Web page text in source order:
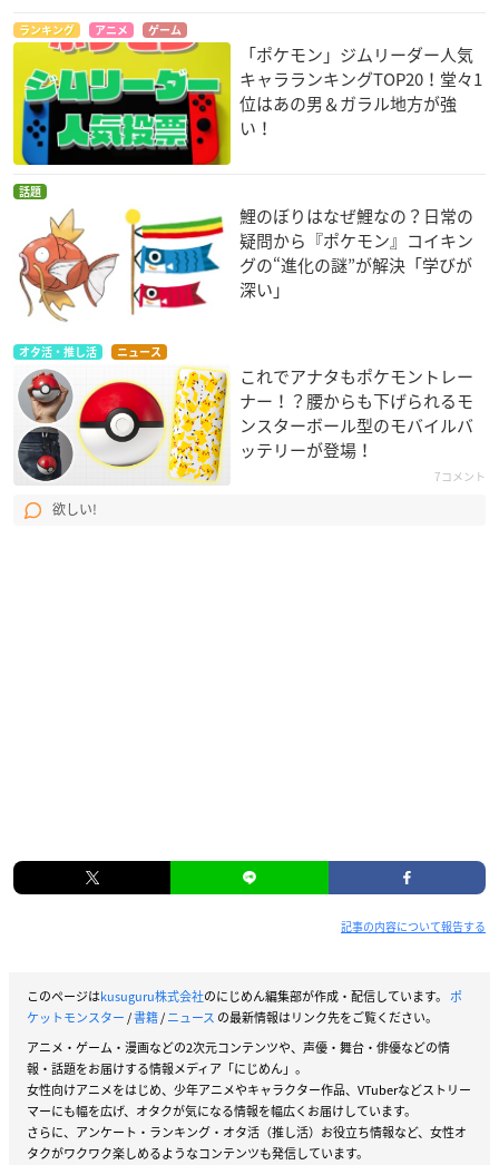
ランキング アニメ ゲーム
「ポケモン」ジムリーダー人気
キャラランキングTOP20！堂々1
位はあの男＆ガラル地方が強
い！
話題
鯉のぼりはなぜ鯉なの？日常の
疑問から『ポケモン』コイキン
グの“進化の謎”が解決「学びが
深い」
オタ活・推し活 ニュース
これでアナタもポケモントレー
ナー！？腰からも下げられるモ
ンスターボール型のモバイルバ
ッテリーが登場！
7コメント
欲しい!
記事の内容について報告する
このページはkusuguru株式会社のにじめん編集部が作成・配信しています。 ポ
ケットモンスター/書籍/ニュース の最新情報はリンク先をご覧ください。
アニメ・ゲーム・漫画などの2次元コンテンツや、声優・舞台・俳優などの情
報・話題をお届けする情報メディア「にじめん」。
女性向けアニメをはじめ、少年アニメやキャラクター作品、VTuberなどストリー
マーにも幅を広げ、オタクが気になる情報を幅広くお届けしています。
さらに、アンケート・ランキング・オタ活（推し活）お役立ち情報など、女性オ
タクがワクワク楽しめるようなコンテンツも発信しています。